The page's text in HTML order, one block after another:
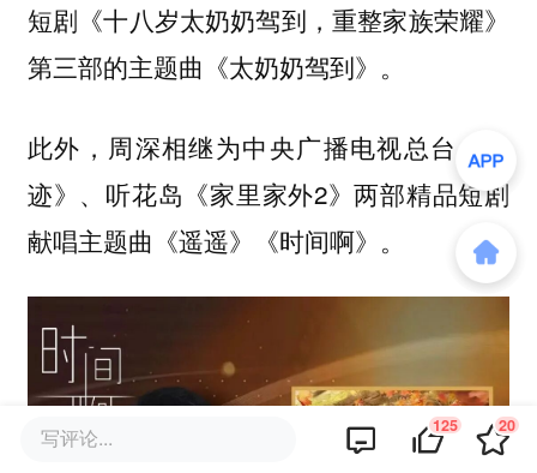
短剧《十八岁太奶奶驾到，重整家族荣耀》
第三部的主题曲《太奶奶驾到》。
此外，周深相继为中央广播电视总台《奇
迹》、听花岛《家里家外2》两部精品短剧
献唱主题曲《遥遥》《时间啊》。
写评论... 125 20